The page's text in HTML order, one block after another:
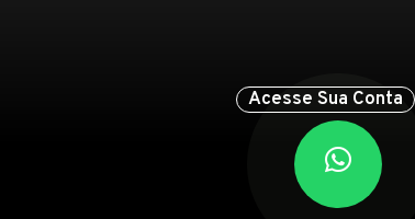
Acesse Sua Conta